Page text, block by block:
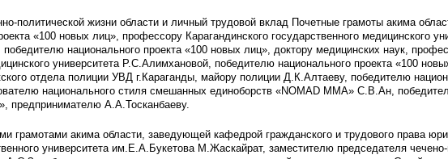
политической жизни области и личный трудовой вклад Почетные грамоты акима
«100 новых лиц», профессору Карагандинского государственного медицинского
национального проекта «100 новых лиц», доктору медицинских наук,
университета Р.С.Алимхановой, победителю национального проекта «100
отдела полиции УВД г.Караганды, майору полиции Д.К.Алтаеву, победителю
национального стиля смешанных единоборств «NOMAD MMA» С.В.Ан,
предпринимателю А.А.Тосканбаеву.
грамотами акима области, заведующей кафедрой гражданского и трудового права
университета им.Е.А.Букетова М.Жаскайрат, заместителю председателя чечено-